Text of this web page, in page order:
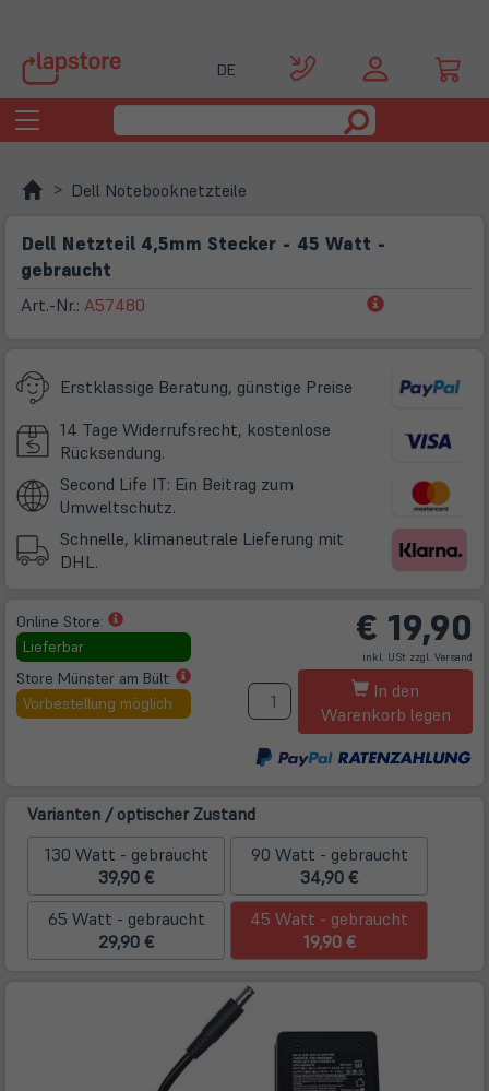
DE
Toggle
navigation
Dell Notebooknetzteile
Dell Netzteil 4,5mm Stecker - 45 Watt -
gebraucht
Art.-Nr.: A57480
(öffnet
Erstklassige Beratung, günstige Preise
14 Tage Widerrufsrecht, kostenlose
Rücksendung.
Second Life IT: Ein Beitrag zum
Umweltschutz.
Schnelle, klimaneutrale Lieferung mit
DHL.
Online Store:
(öffnet
neuem
Tab)
Lieferbar
Store Münster am Bült:
(öffnet
in
neuem
Vorbestellung möglich
€ 19,90
inkl. USt zzgl. Versand
In den
Warenkorb legen
Varianten / optischer Zustand
130 Watt - gebraucht
39,90 €
90 Watt - gebraucht
34,90 €
65 Watt - gebraucht
29,90 €
45 Watt - gebraucht
19,90 €